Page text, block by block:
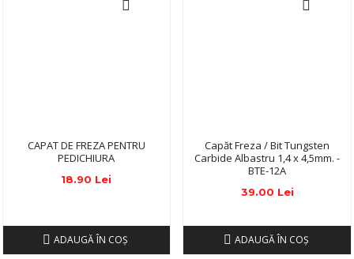
CAPAT DE FREZA PENTRU
PEDICHIURA
18.90 Lei
ADAUGĂ ÎN COŞ
Capăt Freza / Bit Tungsten
Carbide Albastru 1,4 x 4,5mm. -
BTE-12A
39.00 Lei
ADAUGĂ ÎN COŞ